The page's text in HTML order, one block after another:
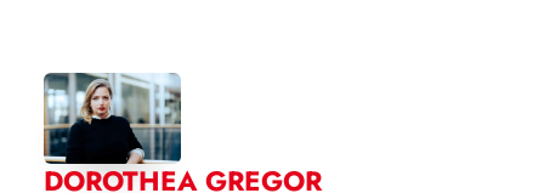
DOROTHEA GREGOR